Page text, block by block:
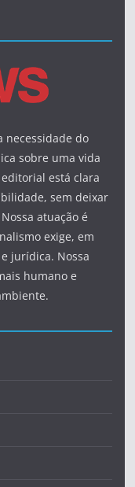
necessidade do
sobre uma vida
está clara
sem deixar
atuação é
exige, em
jurídica. Nossa
humano e